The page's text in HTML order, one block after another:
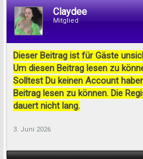
Claydee
Mitglied
Dieser Beitrag ist für Gäste
Um diesen Beitrag lesen zu
Solltest Du keinen Account
Beitrag lesen zu können. Die
dauert nicht lang.
3. Juni 2026